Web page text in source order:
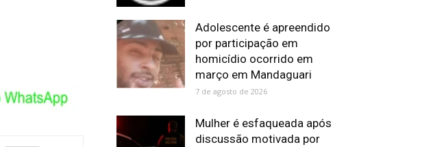
Adolescente é apreendido
por participação em
homicídio ocorrido em
março em Mandaguari
7 de agosto de 2026
Mulher é esfaqueada após
discussão motivada por